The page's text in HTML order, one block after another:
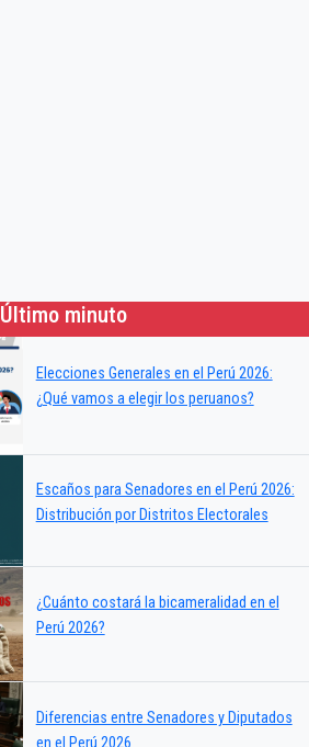
Último minuto
Elecciones Generales en el Perú 2026:
¿Qué vamos a elegir los peruanos?
Escaños para Senadores en el Perú 2026:
Distribución por Distritos Electorales
¿Cuánto costará la bicameralidad en el
Perú 2026?
Diferencias entre Senadores y Diputados
en el Perú 2026